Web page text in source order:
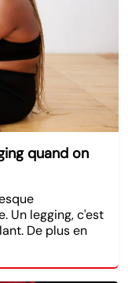
quand on
Un legging, c'est
De plus en